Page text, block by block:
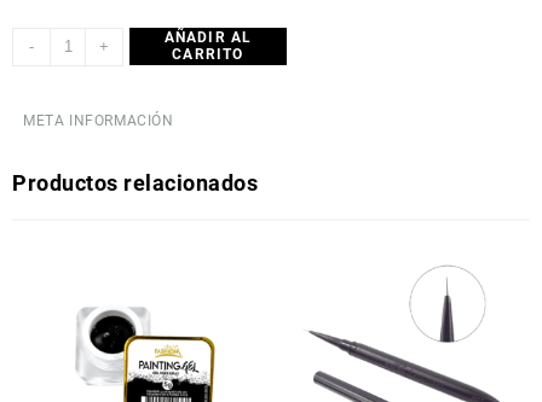
- +
AÑADIR AL
CARRITO
META INFORMACIÓN
Productos relacionados